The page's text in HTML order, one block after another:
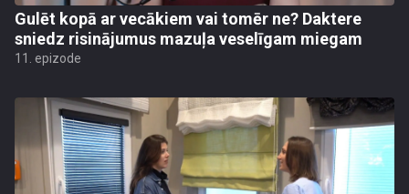
Gulēt kopā ar vecākiem vai tomēr ne? Daktere
sniedz risinājumus mazuļa veselīgam miegam
11. epizode